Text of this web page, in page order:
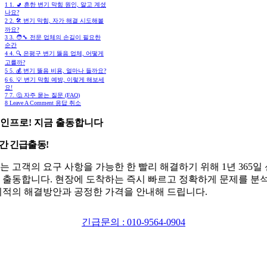
1 1. 🚽 흔한 변기 막힘 원인, 알고 계셨
나요?
2 2. 🛠️ 변기 막힘, 자가 해결 시도해볼
까요?
3 3. 🧑‍🔧 전문 업체의 손길이 필요한
순간
4 4. 🔍 은평구 변기 뚫음 업체, 어떻게
고를까?
5 5. 💰 변기 뚫음 비용, 얼마나 들까요?
6 6. 💡 변기 막힘 예방, 이렇게 해보세
요!
7 7. 🤔 자주 묻는 질문 (FAQ)
8 Leave A Comment 응답 취소
프로! 지금 출동합니다
긴급출동!
고객의 요구 사항을 가능한 한 빨리 해결하기 위해 1년 365일
출동합니다. 현장에 도착하는 즉시 빠르고 정확하게 문제를 분
적의 해결방안과 공정한 가격을 안내해 드립니다.
긴급문의 : 010-9564-0904